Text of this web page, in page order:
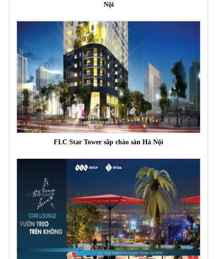
Nội
FLC Star Tower sắp chào sàn Hà Nội